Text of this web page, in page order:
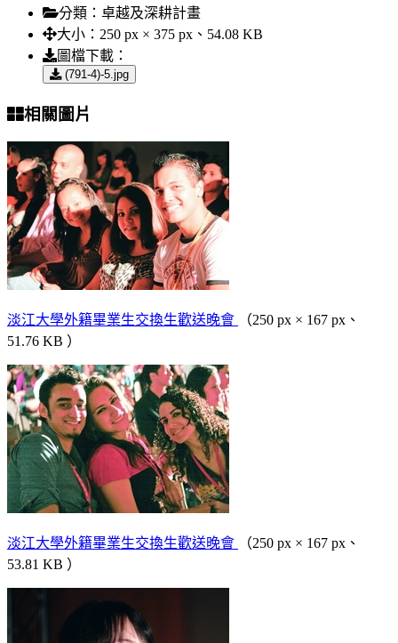
分類： 卓越及深耕計畫
大小： 250 px × 375 px、54.08 KB
圖檔下載：
(791-4)-5.jpg
相關圖片
淡江大學外籍畢業生交換生歡送晚會
（250 px × 167 px、
51.76 KB ）
淡江大學外籍畢業生交換生歡送晚會
（250 px × 167 px、
53.81 KB ）